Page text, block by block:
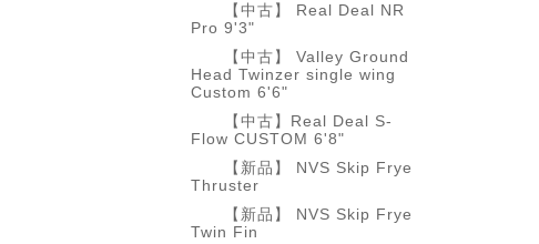
【中古】 Real Deal NR
Pro 9'3"
【中古】 Valley Ground
Head Twinzer single wing
Custom 6'6"
【中古】Real Deal S-
Flow CUSTOM 6'8"
【新品】 NVS Skip Frye
Thruster
【新品】 NVS Skip Frye
Twin Fin